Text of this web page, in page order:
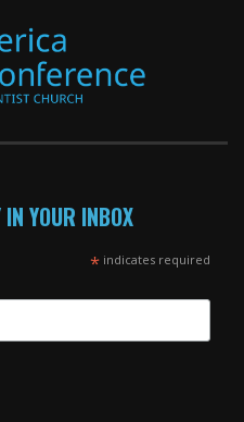
IN YOUR INBOX
*indicates required